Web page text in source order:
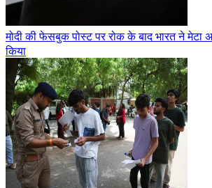
मोदी की फेसबुक पोस्ट पर रोक के बाद भारत ने मेटा
किया